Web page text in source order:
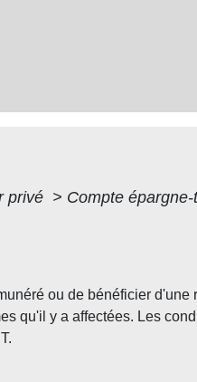
privé > Compte
ou de bénéficier d'une
qu'il y a affectées. Les